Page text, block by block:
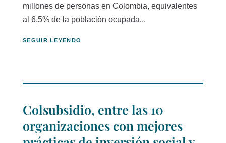
millones de personas en Colombia, equivalentes
al 6,5% de la población ocupada...
SEGUIR LEYENDO
Colsubsidio, entre las 10
organizaciones con mejores